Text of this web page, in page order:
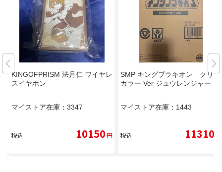
KINGOFPRISM 法月仁 ワイヤレ
スイヤホン
マイストア在庫： 3347
税込 10150円
SMP キングブラキオン クリア
カラー Ver ジュウレンジャー
マイストア在庫： 1443
税込 11310